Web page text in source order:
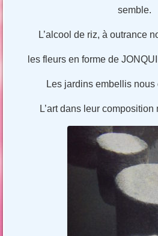
semble.
L’alcool de riz, à outrance
les fleurs en forme de
Les jardins embellis nous
L’art dans leur